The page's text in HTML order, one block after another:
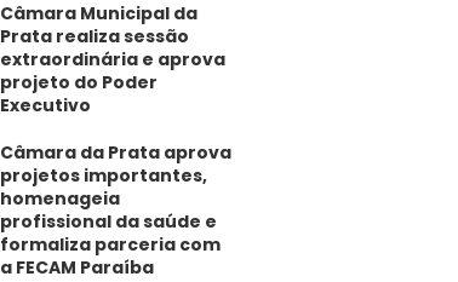
Câmara Municipal da
Prata realiza sessão
extraordinária e aprova
projeto do Poder
Executivo
​Câmara da Prata aprova
projetos importantes,
homenageia
profissional da saúde e
formaliza parceria com
a FECAM Paraíba